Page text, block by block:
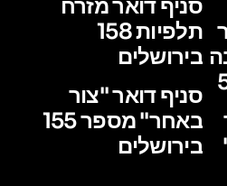
סניף דואר מזרח
תלפיות 158
בירושלים
סניף דואר "צור
באחר" מספר 155
בירושלים